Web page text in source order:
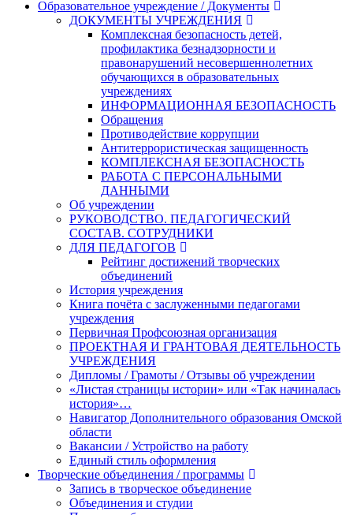
Образовательное учреждение / Документы
ДОКУМЕНТЫ УЧРЕЖДЕНИЯ
Комплексная безопасность детей,
профилактика безнадзорности и
правонарушений несовершеннолетних
обучающихся в образовательных
учреждениях
ИНФОРМАЦИОННАЯ БЕЗОПАСНОСТЬ
Обращения
Противодействие коррупции
Антитеррористическая защищенность
КОМПЛЕКСНАЯ БЕЗОПАСНОСТЬ
РАБОТА С ПЕРСОНАЛЬНЫМИ
ДАННЫМИ
Об учреждении
РУКОВОДСТВО. ПЕДАГОГИЧЕСКИЙ
СОСТАВ. СОТРУДНИКИ
ДЛЯ ПЕДАГОГОВ
Рейтинг достижений творческих
объединений
История учреждения
Книга почёта с заслуженными педагогами
учреждения
Первичная Профсоюзная организация
ПРОЕКТНАЯ И ГРАНТОВАЯ ДЕЯТЕЛЬНОСТЬ
УЧРЕЖДЕНИЯ
Дипломы / Грамоты / Отзывы об учреждении
«Листая страницы истории» или «Так начиналась
история»…
Навигатор Дополнительного образования Омской
области
Вакансии / Устройство на работу
Единый стиль оформления
Творческие объединения / программы
Запись в творческое объединение
Объединения и студии